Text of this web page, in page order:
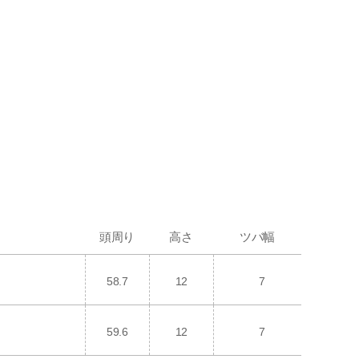
頭周り 高さ ツバ幅
58.7 12 7
59.6 12 7